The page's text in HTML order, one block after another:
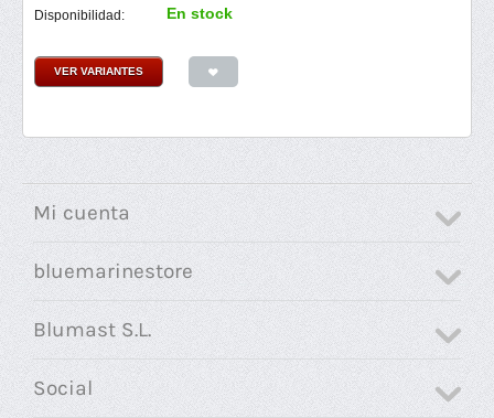
Disponibilidad: En stock
VER VARIANTES
Mi cuenta
bluemarinestore
Blumast S.L.
Social